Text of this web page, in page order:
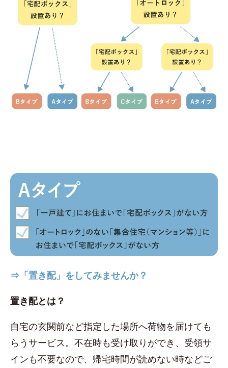
⇒「置き配」をしてみませんか？
置き配とは？
自宅の玄関前など指定した場所へ荷物を届けても
らうサービス。不在時も受け取りができ、受領サ
インも不要なので、帰宅時間が読めない時などご